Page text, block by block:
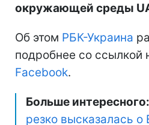
окружающей среды
Об этом РБК-Украина
подробнее со ссылкой
Facebook.
Больше интересного:
резко высказалась о